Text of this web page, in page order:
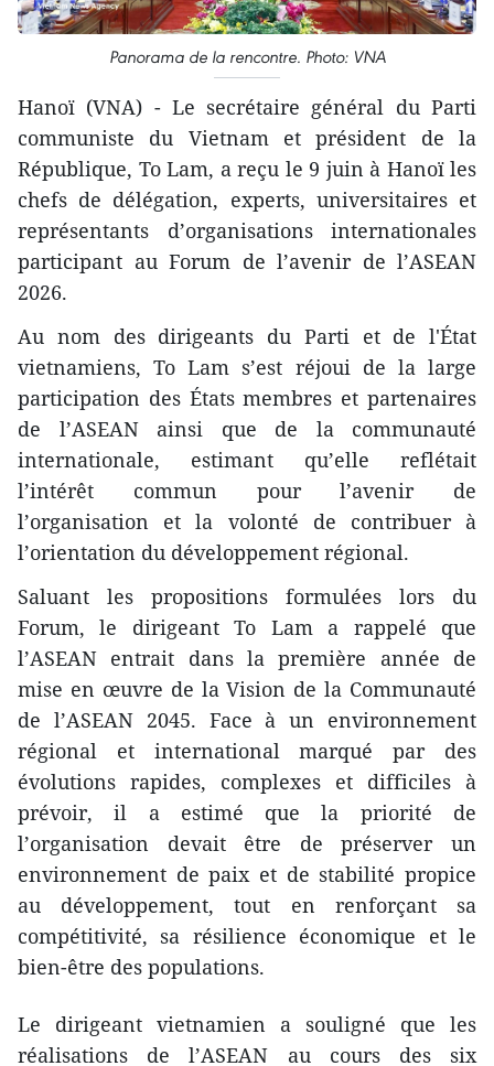
Panorama de la rencontre. Photo: VNA
Hanoï (VNA) - Le secrétaire général du Parti
communiste du Vietnam et président de la
République, To Lam, a reçu le 9 juin à Hanoï les
chefs de délégation, experts, universitaires et
représentants d’organisations internationales
participant au Forum de l’avenir de l’ASEAN
2026.
Au nom des dirigeants du Parti et de l'État
vietnamiens, To Lam s’est réjoui de la large
participation des États membres et partenaires
de l’ASEAN ainsi que de la communauté
internationale, estimant qu’elle reflétait
l’intérêt commun pour l’avenir de
l’organisation et la volonté de contribuer à
l’orientation du développement régional.
Saluant les propositions formulées lors du
Forum, le dirigeant To Lam a rappelé que
l’ASEAN entrait dans la première année de
mise en œuvre de la Vision de la Communauté
de l’ASEAN 2045. Face à un environnement
régional et international marqué par des
évolutions rapides, complexes et difficiles à
prévoir, il a estimé que la priorité de
l’organisation devait être de préserver un
environnement de paix et de stabilité propice
au développement, tout en renforçant sa
compétitivité, sa résilience économique et le
bien-être des populations.
Le dirigeant vietnamien a souligné que les
réalisations de l’ASEAN au cours des six